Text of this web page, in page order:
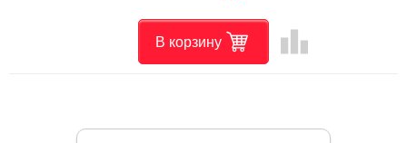
В корзину leaderboard